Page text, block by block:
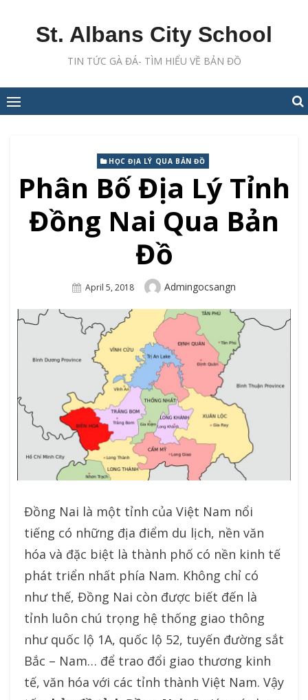
St. Albans City School
TIN TỨC GÀ ĐÁ- TÌM HIỂU VỀ BẢN ĐỒ
HỌC ĐỊA LÝ QUA BẢN ĐỒ
Phân Bố Địa Lý Tỉnh
Đồng Nai Qua Bản
Đồ
Posted
April 5, 2018 Author
Admingocsangn
Đồng Nai là một tỉnh của Việt Nam nổi
tiếng có những địa điểm du lịch, nền văn
hóa và đặc biệt là thành phố có nền kinh tế
phát triển nhất phía Nam. Không chỉ có
như thế, Đồng Nai còn được biết đến là
tỉnh luôn chú trọng hệ thống giao thông
như quốc lộ 1A, quốc lộ 52, tuyến đường sắt
Bắc – Nam… để trao đổi giao thương kinh
tế, văn hóa với các tỉnh thành Việt Nam. Vậy